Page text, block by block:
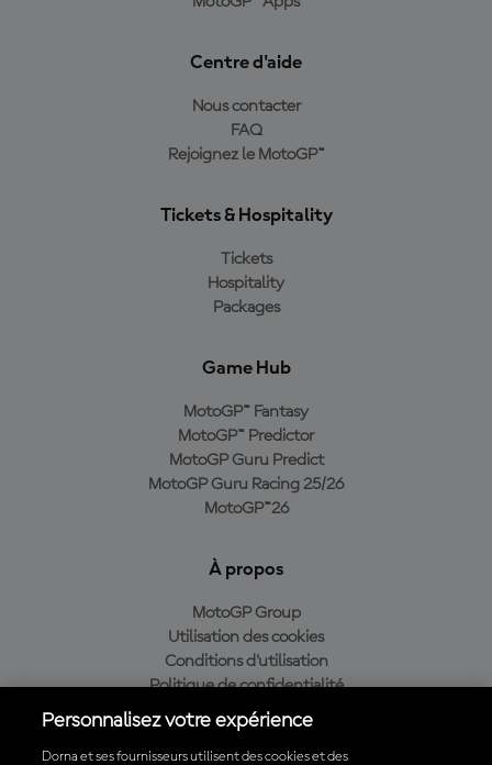
Centre d'aide
Nous contacter
FAQ
Rejoignez le MotoGP™
Tickets & Hospitality
Tickets
Hospitality
Packages
Game Hub
MotoGP™ Fantasy
MotoGP™ Predictor
MotoGP Guru Predict
MotoGP Guru Racing 25/26
MotoGP™26
À propos
MotoGP Group
Utilisation des cookies
Conditions d'utilisation
Politique de confidentialité
Politique d’achat
Personnalisez votre expérience
Dorna et ses fournisseurs utilisent des cookies et des